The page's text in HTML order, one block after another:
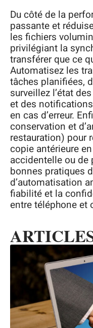
Du côté de la
passante et
les fichiers
privilégiant la
transférer que ce
Automatisez les
tâches planifiées,
surveillez l’état
et des
en cas d’erreur.
conservation et
restauration) pour
copie antérieure
accidentelle ou de
bonnes pratiques
d’automatisation
fiabilité et la
entre téléphone et